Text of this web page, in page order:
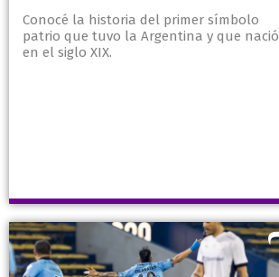
Conocé la historia del primer símbolo
patrio que tuvo la Argentina y que nació
en el siglo XIX.